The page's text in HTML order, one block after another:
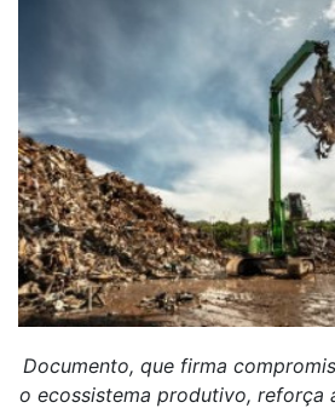
Documento, que firma
o ecossistema produtivo, reforça